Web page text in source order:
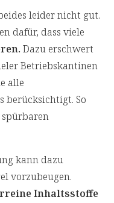
leider nicht gut.
dafür, dass viele
Dazu erschwert
Betriebskantinen
alle
berücksichtigt. So
kann dazu
vorzubeugen.
Inhaltsstoffe